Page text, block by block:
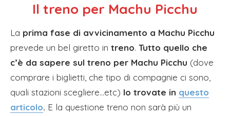
Il treno per Machu Picchu
La prima fase di avvicinamento a Machu Picchu
prevede un bel giretto in treno. Tutto quello che
c’è da sapere sul treno per Machu Picchu (dove
comprare i biglietti, che tipo di compagnie ci sono,
quali stazioni scegliere…etc) lo trovate in questo
articolo. E la questione treno non sarà più un